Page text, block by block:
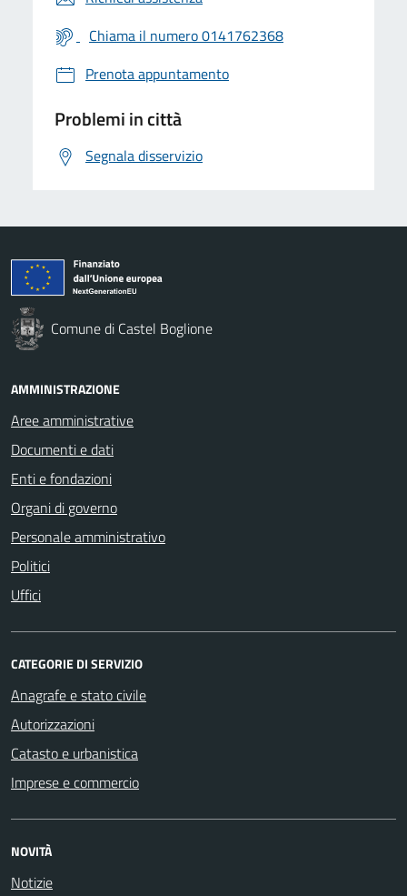
Chiama il numero 0141762368
Prenota appuntamento
Problemi in città
Segnala disservizio
Comune di Castel Boglione
AMMINISTRAZIONE
Aree amministrative
Documenti e dati
Enti e fondazioni
Organi di governo
Personale amministrativo
Politici
Uffici
CATEGORIE DI SERVIZIO
Anagrafe e stato civile
Autorizzazioni
Catasto e urbanistica
Imprese e commercio
NOVITÀ
Notizie